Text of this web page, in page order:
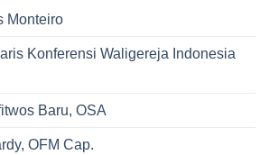
Monteiro
Konferensi Waligereja Indonesia
Baru, OSA
OFM Cap.